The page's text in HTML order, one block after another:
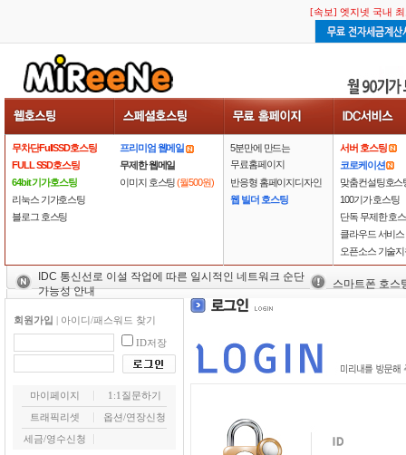
[속보] 엣지넷 국내
무차단FullSSD호스팅
FULL SSD호스팅
64bit 기가호스팅
리눅스 기가호스팅
블로그 호스팅
프리미엄 웹메일
무제한 웹메일
이미지 호스팅(월500원)
5분만에 만드는
무료홈페이지
반응형 홈페이지디자인
웹 빌더 호스팅
서버 호스팅
코로케이션
맞춤컨설팅호스
100기가 호스팅
단독 무제한 호
클라우드 서비스
오픈소스 기술
IDC 통신선로 이설 작업에 따른 일시적인 네트워크 순단
가능성 안내
스마트폰 호스
회원가입 | 아이디/패스워드 찾기
ID저장
마이페이지
1:1질문하기
트래픽리셋
옵션/연장신청
세금/영수신청